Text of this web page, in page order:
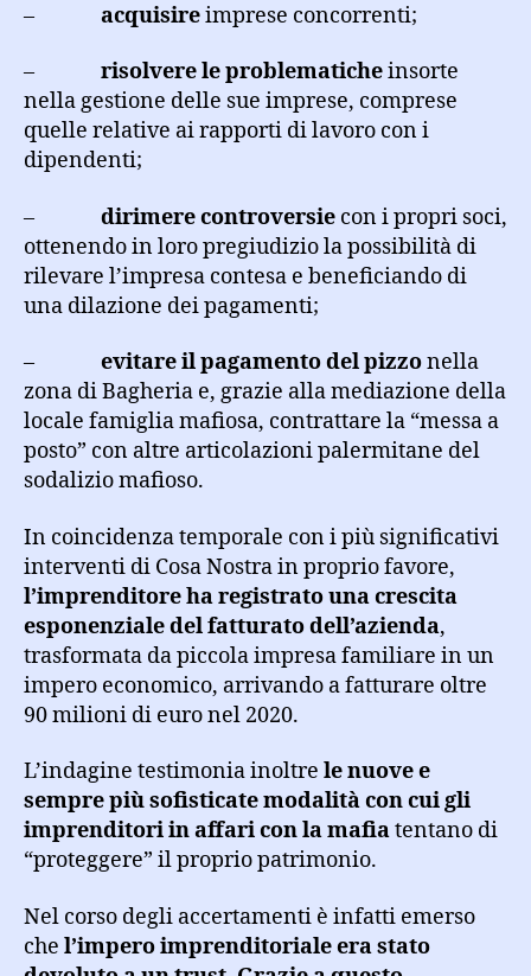
– acquisireimprese concorrenti;
– risolvere le problematicheinsorte
nella gestione delle sue imprese, comprese
quelle relative ai rapporti di lavoro con i
dipendenti;
– dirimere controversie con i propri soci,
ottenendo in loro pregiudizio la possibilità di
rilevare l’impresa contesa e beneficiando di
una dilazione dei pagamenti;
– evitare il pagamento del pizzonella
zona di Bagheria e, grazie alla mediazione della
locale famiglia mafiosa, contrattare la “messa a
posto” con altre articolazioni palermitane del
sodalizio mafioso.
In coincidenza temporale con i più significativi
interventi di Cosa Nostra in proprio favore,
l’imprenditore ha registrato una crescita
esponenziale del fatturato dell’azienda,
trasformata da piccola impresa familiare in un
impero economico, arrivando a fatturare oltre
90 milioni di euro nel 2020.
L’indagine testimonia inoltre le nuove e
sempre più sofisticate modalità con cui gli
imprenditori in affari con la mafiatentano di
“proteggere” il proprio patrimonio.
Nel corso degli accertamenti è infatti emerso
che l’impero imprenditoriale era stato